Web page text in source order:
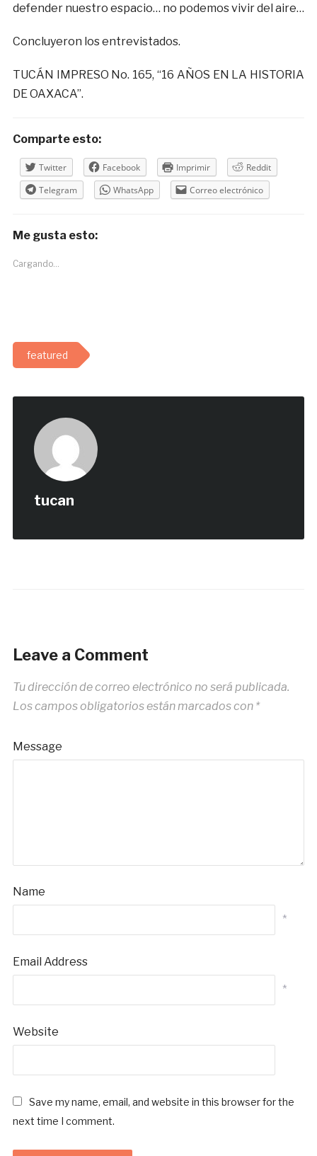
defender nuestro espacio… no podemos vivir del aire…
Concluyeron los entrevistados.
TUCÁN IMPRESO No. 165, “16 AÑOS EN LA HISTORIA
DE OAXACA”.
Comparte esto:
Twitter Facebook Imprimir
Reddit
Telegram
WhatsApp Correo electrónico
Me gusta esto:
Cargando...
featured
tucan
Leave a Comment
Tu dirección de correo electrónico no será publicada.
Los campos obligatorios están marcados con *
Message
Name
*
Email Address
*
Website
Save my name, email, and website in this browser for the
next time I comment.